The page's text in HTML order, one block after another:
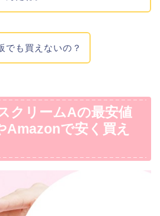
でも買えないの？
クリームAの最安値
Amazonで安く買え